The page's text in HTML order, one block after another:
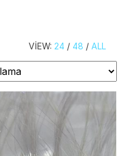
VIEW: 24 / 48 / ALL